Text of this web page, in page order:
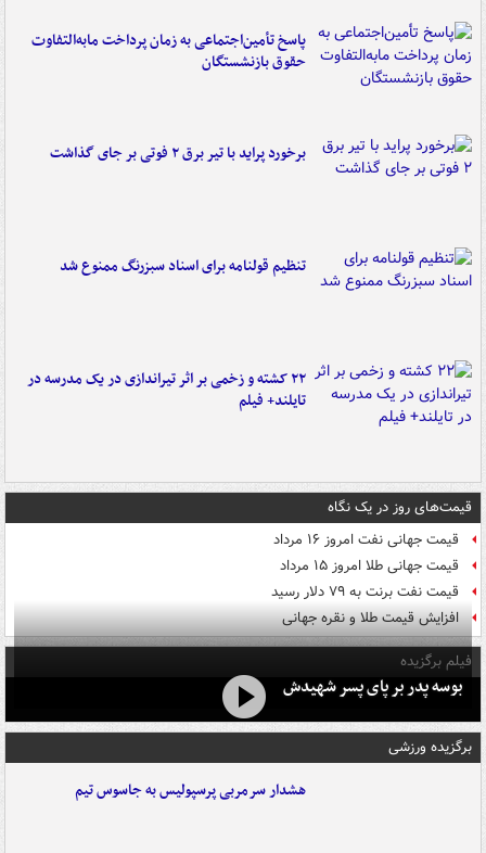
پاسخ تأمین‌اجتماعی به زمان پرداخت مابه‌التفاوت
حقوق بازنشستگان
برخورد پراید با تیر برق ۲ فوتی بر جای گذاشت
تنظیم قولنامه برای اسناد سبزرنگ ممنوع شد
۲۲ کشته و زخمی بر اثر تیراندازی در یک مدرسه در
تایلند+ فیلم
قیمت‌های روز در یک نگاه
قیمت جهانی نفت امروز ۱۶ مرداد
قیمت جهانی طلا امروز ۱۵ مرداد
قیمت نفت برنت به ۷۹ دلار رسید
افزایش قیمت طلا و نقره جهانی
فیلم برگزیده
بوسه‌ پدر بر پای پسر شهیدش
برگزیده ورزشی
هشدار سرمربی پرسپولیس به جاسوس تیم